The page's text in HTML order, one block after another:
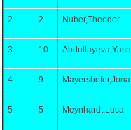
2 2 Nuber,Theodor
3 10
4 9 Mayershofer,Jona
5 5 Meynhardt,Luca